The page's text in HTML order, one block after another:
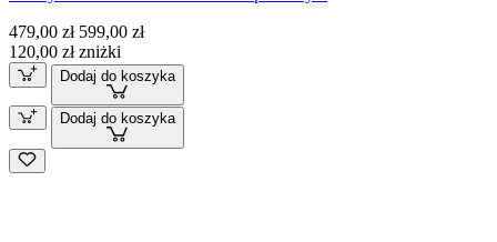
479,00 zł 599,00 zł
120,00 zł zniżki
Dodaj do koszyka
Dodaj do koszyka